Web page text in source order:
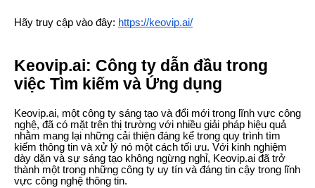
Hãy truy cập vào đây: https://keovip.ai/
Keovip.ai: Công ty dẫn đầu trong
việc Tìm kiếm và Ứng dụng
Keovip.ai, một công ty sáng tạo và đổi mới trong lĩnh vực công
nghệ, đã có mặt trên thị trường với nhiều giải pháp hiệu quả
nhằm mang lại những cải thiện đáng kể trong quy trình tìm
kiếm thông tin và xử lý nó một cách tối ưu. Với kinh nghiệm
dày dặn và sự sáng tạo không ngừng nghỉ, Keovip.ai đã trở
thành một trong những công ty uy tín và đáng tin cậy trong lĩnh
vực công nghệ thông tin.